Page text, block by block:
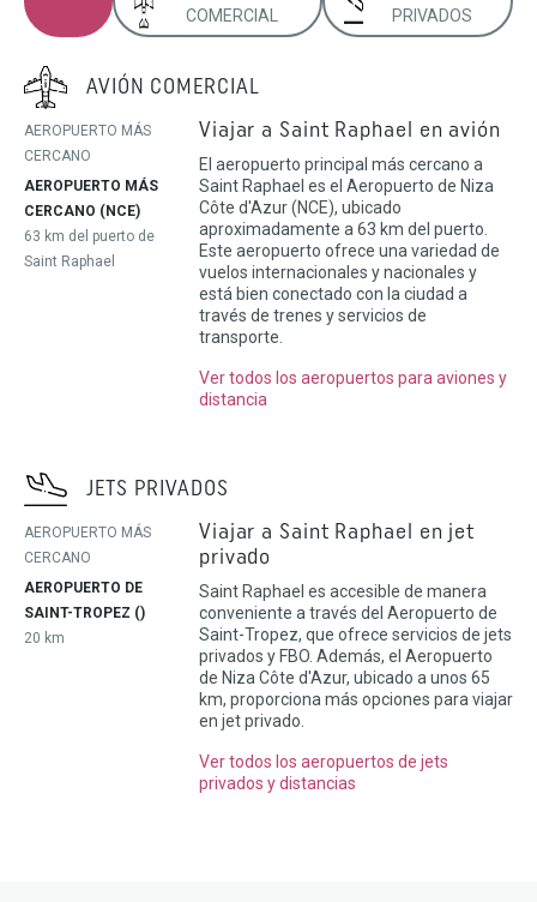
COMERCIAL
PRIVADOS
AVIÓN COMERCIAL
AEROPUERTO MÁS
CERCANO
AEROPUERTO MÁS
CERCANO (NCE)
63 km del puerto de
Saint Raphael
Viajar a Saint Raphael en avión
El aeropuerto principal más cercano a
Saint Raphael es el Aeropuerto de Niza
Côte d'Azur (NCE), ubicado
aproximadamente a 63 km del puerto.
Este aeropuerto ofrece una variedad de
vuelos internacionales y nacionales y
está bien conectado con la ciudad a
través de trenes y servicios de
transporte.
Ver todos los aeropuertos para aviones y
distancia
JETS PRIVADOS
AEROPUERTO MÁS
CERCANO
AEROPUERTO DE
SAINT-TROPEZ ()
20 km
Viajar a Saint Raphael en jet
privado
Saint Raphael es accesible de manera
conveniente a través del Aeropuerto de
Saint-Tropez, que ofrece servicios de jets
privados y FBO. Además, el Aeropuerto
de Niza Côte d'Azur, ubicado a unos 65
km, proporciona más opciones para viajar
en jet privado.
Ver todos los aeropuertos de jets
privados y distancias